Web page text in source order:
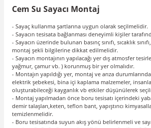
Cem Su Sayacı Montaj
- Sayaç kullanma şartlarına uygun olarak seçilmelidir.
- Sayacın tesisata bağlanması deneyimli kişiler
- Sayacın üzerinde bulunan basınç sınıfı, sıcaklık
montaj şekli bilgilerine dikkat edilmelidir.
- Sayacın montajının yapılacağı yer dış atmosfer
yağmur, çamur vb. ) korunmuş bir yer olmalıdır.
- Montajın yapıldığı yer, montaj ve arıza
elektrik şebekesi, bina içi kaplama malzemeler,
oluşturabileceği kayganlık vb etkiler düşünülerek
- Montaj yapılmadan önce boru tesisatı içerindeki
demir talaşları,keten, teflon bant, yapıştırıcı
temizlenmelidir.
- Boru tesisatında suyun akış yönü belirlenmeli ve